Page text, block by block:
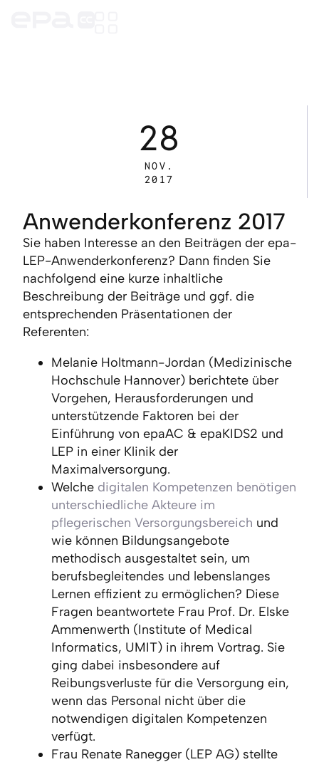
28
NOV.
2017
Anwenderkonferenz 2017
Sie haben Interesse an den Beiträgen der epa-
LEP-Anwenderkonferenz? Dann finden Sie
nachfolgend eine kurze inhaltliche
Beschreibung der Beiträge und ggf. die
entsprechenden Präsentationen der
Referenten:
Melanie Holtmann-Jordan (Medizinische
Hochschule Hannover) berichtete über
Vorgehen, Herausforderungen und
unterstützende Faktoren bei der
Einführung von epaAC & epaKIDS2 und
LEP in einer Klinik der
Maximalversorgung.
Welche digitalen Kompetenzen benötigen
unterschiedliche Akteure im
pflegerischen Versorgungsbereich und
wie können Bildungsangebote
methodisch ausgestaltet sein, um
berufsbegleitendes und lebenslanges
Lernen effizient zu ermöglichen? Diese
Fragen beantwortete Frau Prof. Dr. Elske
Ammenwerth (Institute of Medical
Informatics, UMIT) in ihrem Vortrag. Sie
ging dabei insbesondere auf
Reibungsverluste für die Versorgung ein,
wenn das Personal nicht über die
notwendigen digitalen Kompetenzen
verfügt.
Frau Renate Ranegger (LEP AG) stellte